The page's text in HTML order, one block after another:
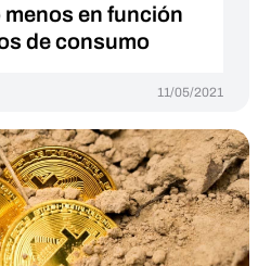
menos en función
de consumo
11/05/2021